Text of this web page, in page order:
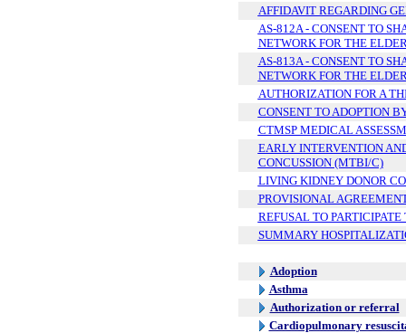
AFFIDAVIT REGARDING
AS-812A - CONSENT TO
NETWORK FOR THE
AS-813A - CONSENT TO
NETWORK FOR THE
AUTHORIZATION FOR A
CONSENT TO ADOPTION
CTMSP MEDICAL
EARLY INTERVENTION
CONCUSSION (MTBI/C)
LIVING KIDNEY DONOR
PROVISIONAL
REFUSAL TO
SUMMARY
Adoption
Asthma
Authorization or referral
Cardiopulmonary